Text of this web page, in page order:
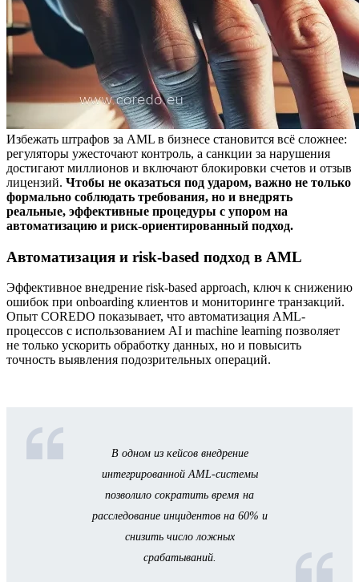
Избежать штрафов за AML в бизнесе становится всё сложнее:
регуляторы ужесточают контроль, а санкции за нарушения
достигают миллионов и включают блокировки счетов и отзыв
лицензий. Чтобы не оказаться под ударом, важно не только
формально соблюдать требования, но и внедрять
реальные, эффективные процедуры с упором на
автоматизацию и риск-ориентированный подход.
Автоматизация и risk-based подход в AML
Эффективное внедрение risk-based approach, ключ к снижению
ошибок при onboarding клиентов и мониторинге транзакций.
Опыт COREDO показывает, что автоматизация AML-
процессов с использованием AI и machine learning позволяет
не только ускорить обработку данных, но и повысить
точность выявления подозрительных операций.
В одном из кейсов внедрение
интегрированной AML-системы
позволило сократить время на
расследование инцидентов на 60% и
снизить число ложных
срабатываний.